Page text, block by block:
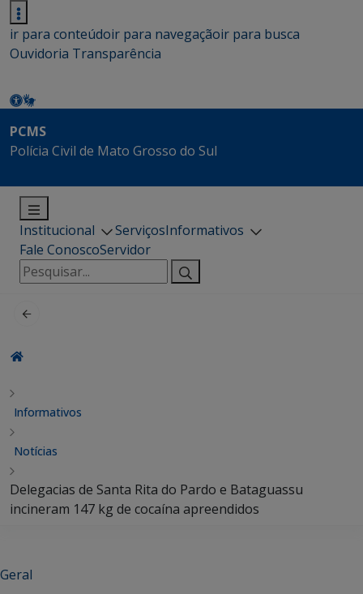
ir para conteúdoir para navegaçãoir para busca
Ouvidoria Transparência
PCMS
Polícia Civil de Mato Grosso do Sul
Institucional ServiçosInformativos
Fale ConoscoServidor
Pesquisar
por:
Informativos
Notícias
Delegacias de Santa Rita do Pardo e Bataguassu
incineram 147 kg de cocaína apreendidos
Geral